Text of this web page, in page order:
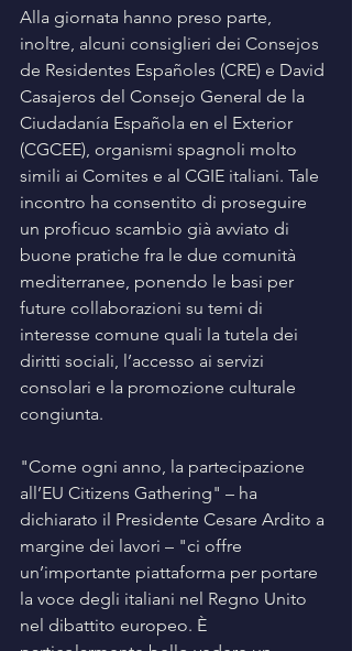
Alla giornata hanno preso parte,
inoltre, alcuni consiglieri dei Consejos
de Residentes Españoles (CRE) e David
Casajeros del Consejo General de la
Ciudadanía Española en el Exterior
(CGCEE), organismi spagnoli molto
simili ai Comites e al CGIE italiani. Tale
incontro ha consentito di proseguire
un proficuo scambio già avviato di
buone pratiche fra le due comunità
mediterranee, ponendo le basi per
future collaborazioni su temi di
interesse comune quali la tutela dei
diritti sociali, l’accesso ai servizi
consolari e la promozione culturale
congiunta.
"Come ogni anno, la partecipazione
all’EU Citizens Gathering" – ha
dichiarato il Presidente Cesare Ardito a
margine dei lavori – "ci offre
un’importante piattaforma per portare
la voce degli italiani nel Regno Unito
nel dibattito europeo. È